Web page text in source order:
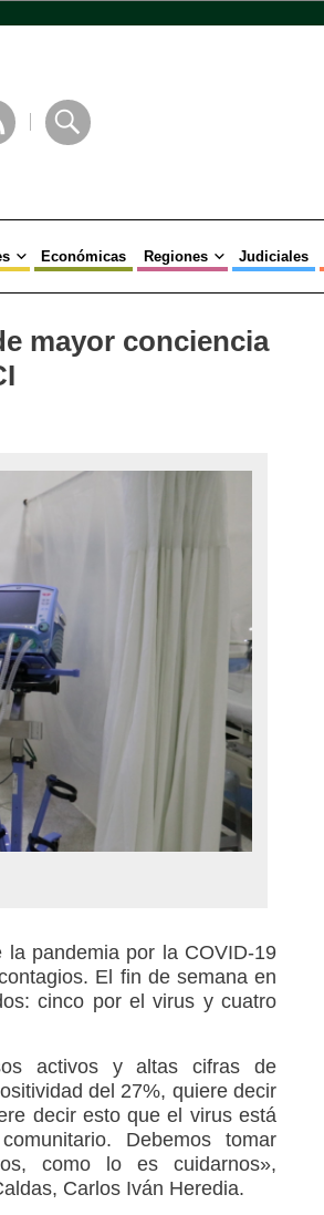
Económicas Regiones Judiciales
mayor conciencia
la pandemia por la COVID-19
El fin de semana en
cinco por el virus y cuatro
activos y altas cifras de
del 27%, quiere decir
decir esto que el virus está
Debemos tomar
como lo es cuidarnos»,
Carlos Iván Heredia.